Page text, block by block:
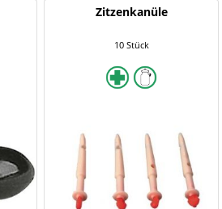
Zitzenkanüle
10 Stück